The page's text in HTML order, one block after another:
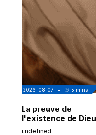
2026-08-07 • 5 mins
La preuve de
l'existence de Dieu
chez Ibn Sina
undefined